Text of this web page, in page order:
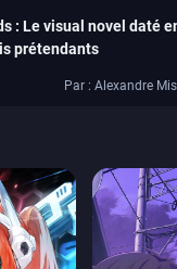
: Le visual novel daté
prétendants
Par : Alexandre